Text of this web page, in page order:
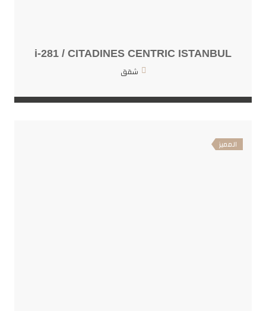
i-281 / CITADINES CENTRIC ISTANBUL
شقق
المميز